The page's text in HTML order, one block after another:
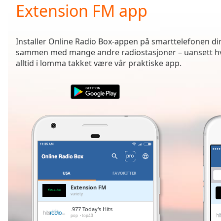
Current
Time0:00
Duration-:-
Loaded:
0.00%
Remaining
Extension FM app
Installer Online Radio Box-appen på smarttelefonen
sammen med mange andre radiostasjoner – uansett
alltid i lomma takket være vår praktiske app.
USA FAVORITTER
Extension FM
variety
.977 Today's Hits
pop top40